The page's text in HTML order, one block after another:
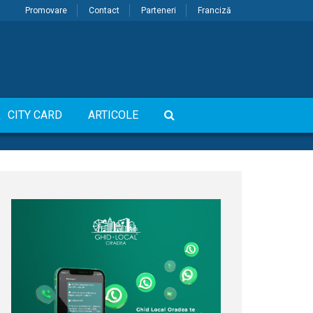
Promovare Contact Parteneri Franciză
CITY CARD ARTICOLE